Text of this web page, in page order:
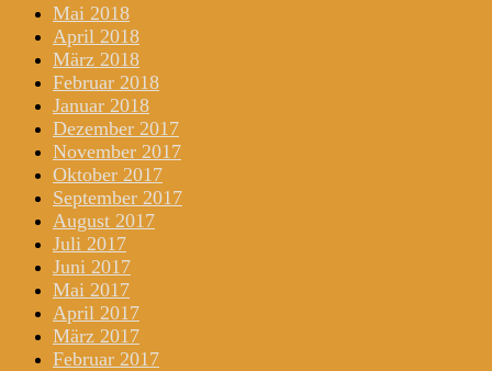
Mai 2018
April 2018
März 2018
Februar 2018
Januar 2018
Dezember 2017
November 2017
Oktober 2017
September 2017
August 2017
Juli 2017
Juni 2017
Mai 2017
April 2017
März 2017
Februar 2017